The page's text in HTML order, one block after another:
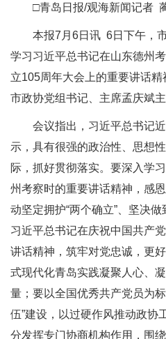
□青岛日报/观海新闻记者
本报7月6日讯 6日下午，
学习习近平总书记在山东德州
立105周年大会上的重要讲话精
市政协党组书记、主席孟庆斌主
会议指出，习近平总书记
示，具有很强的政治性、思想
际，抓好贯彻落实。要深入学
州考察时的重要讲话精神，感
动坚定拥护“两个确立”、坚决
习近平总书记在庆祝中国共产
讲话精神，筑牢对党忠诚，更
式现代化青岛实践凝聚人心、
量；要以全国优秀共产党员为
伍”建设，以过硬作风推动政协
分发挥专门协商机构作用，围